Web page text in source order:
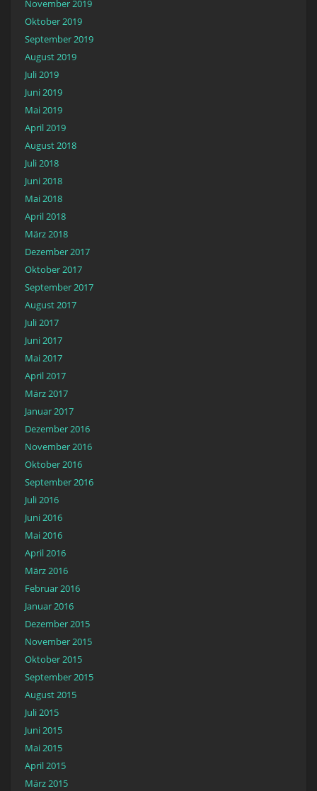
November 2019
Oktober 2019
September 2019
August 2019
Juli 2019
Juni 2019
Mai 2019
April 2019
August 2018
Juli 2018
Juni 2018
Mai 2018
April 2018
März 2018
Dezember 2017
Oktober 2017
September 2017
August 2017
Juli 2017
Juni 2017
Mai 2017
April 2017
März 2017
Januar 2017
Dezember 2016
November 2016
Oktober 2016
September 2016
Juli 2016
Juni 2016
Mai 2016
April 2016
März 2016
Februar 2016
Januar 2016
Dezember 2015
November 2015
Oktober 2015
September 2015
August 2015
Juli 2015
Juni 2015
Mai 2015
April 2015
März 2015